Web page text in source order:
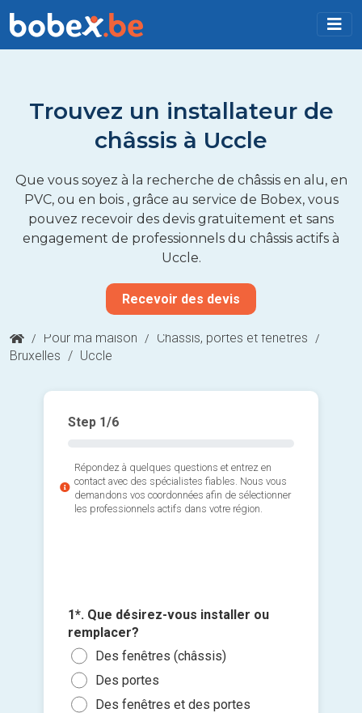
Trouvez un installateur de
châssis à Uccle
Que vous soyez à la recherche de châssis en alu, en
PVC, ou en bois , grâce au service de Bobex, vous
pouvez recevoir des devis gratuitement et sans
engagement de professionnels du châssis actifs à
Uccle.
Recevoir des devis
/ Pour ma maison / Châssis, portes et fenêtres /
Bruxelles / Uccle
Step 1/6
Répondez à quelques questions et entrez en
contact avec des spécialistes fiables. Nous vous
demandons vos coordonnées afin de sélectionner
les professionnels actifs dans votre région.
1*. Que désirez-vous installer ou
remplacer?
Des fenêtres (châssis)
Des portes
Des fenêtres et des portes